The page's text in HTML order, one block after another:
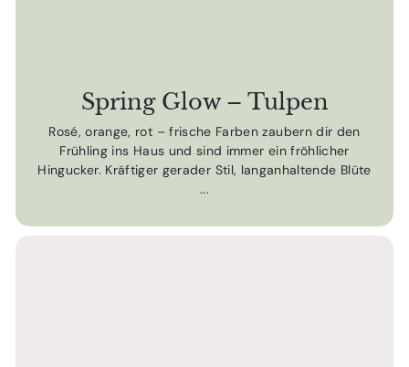
Spring Glow – Tulpen
Rosé, orange, rot – frische Farben zaubern dir den
Frühling ins Haus und sind immer ein fröhlicher
Hingucker. Kräftiger gerader Stil, langanhaltende Blüte
...